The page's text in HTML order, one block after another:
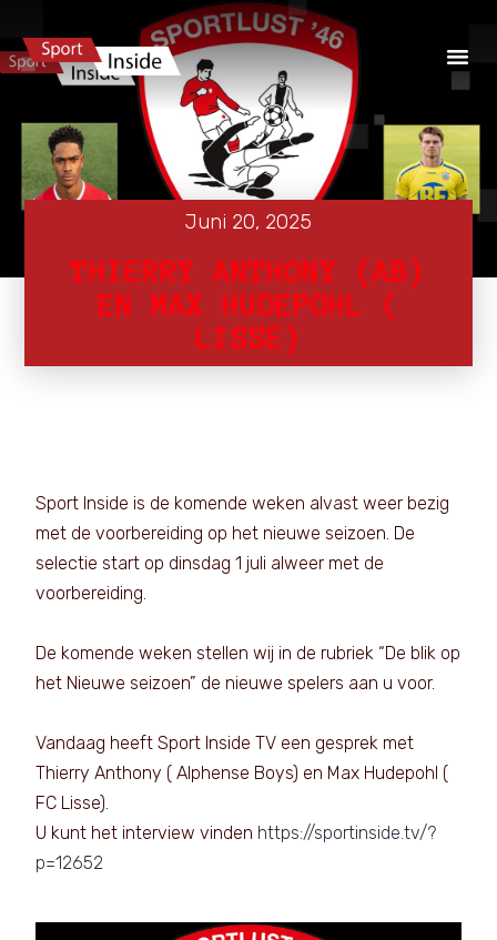
Juni 20, 2025
THIERRY ANTHONY (AB)
EN MAX HUDEPOHL (
LISSE)
Sport Inside is de komende weken alvast weer bezig
met de voorbereiding op het nieuwe seizoen. De
selectie start op dinsdag 1 juli alweer met de
voorbereiding.
De komende weken stellen wij in de rubriek “De blik op
het Nieuwe seizoen” de nieuwe spelers aan u voor.
Vandaag heeft Sport Inside TV een gesprek met
Thierry Anthony ( Alphense Boys) en Max Hudepohl (
FC Lisse).
U kunt het interview vinden https://sportinside.tv/?
p=12652